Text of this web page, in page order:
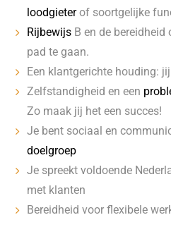
loodgieterof soortgelijke
Rijbewijs B en de
pad te gaan.
Een klantgerichte houding:
Zelfstandigheid en een
Zo maak jij het een succes!
Je bent sociaal en
doelgroep
Je spreekt voldoende
met klanten
Bereidheid voor flexibele